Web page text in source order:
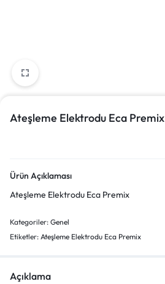
Ateşleme Elektrodu Eca Premix
Ürün Açıklaması
Ateşleme Elektrodu Eca Premix
Kategoriler: Genel
Etiketler: Ateşleme Elektrodu Eca Premix
Açıklama